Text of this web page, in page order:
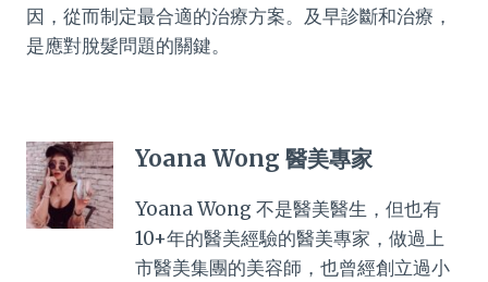
因，從而制定最合適的治療方案。及早診斷和治療，
是應對脫髮問題的關鍵。
Yoana Wong 醫美專家
Yoana Wong 不是醫美醫生，但也有
10+年的醫美經驗的醫美專家，做過上
市醫美集團的美容師，也曾經創立過小